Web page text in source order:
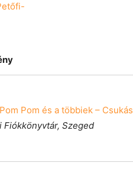
Pom és a többiek –
Fiókkönyvtár, Szeged